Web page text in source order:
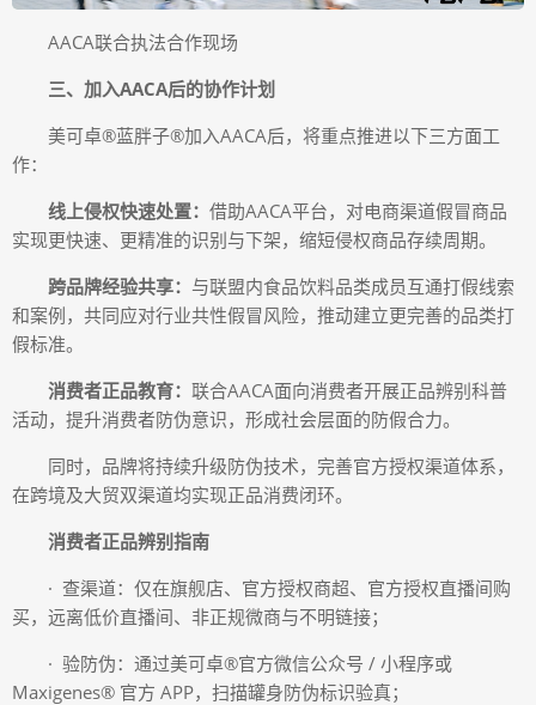
AACA联合执法合作现场
三、加入AACA后的协作计划
美可卓®蓝胖子®加入AACA后，将重点推进以下三方面工
作：
线上侵权快速处置： 借助AACA平台，对电商渠道假冒商品
实现更快速、更精准的识别与下架，缩短侵权商品存续周期。
跨品牌经验共享： 与联盟内食品饮料品类成员互通打假线索
和案例，共同应对行业共性假冒风险，推动建立更完善的品类打
假标准。
消费者正品教育： 联合AACA面向消费者开展正品辨别科普
活动，提升消费者防伪意识，形成社会层面的防假合力。
同时，品牌将持续升级防伪技术，完善官方授权渠道体系，
在跨境及大贸双渠道均实现正品消费闭环。
消费者正品辨别指南
· 查渠道：仅在旗舰店、官方授权商超、官方授权直播间购
买，远离低价直播间、非正规微商与不明链接；
· 验防伪：通过美可卓®官方微信公众号 / 小程序或
Maxigenes® 官方 APP，扫描罐身防伪标识验真；